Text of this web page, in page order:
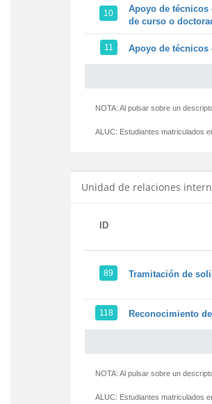
10
Apoyo de técnicos
de curso o
11 Apoyo de
NOTA: Al pulsar sobre un
ALUC: Estudiantes matriculados
Unidad de relaciones
ID
89 Tramitación de
118 Reconocimiento
NOTA: Al pulsar sobre un
ALUC: Estudiantes matriculados